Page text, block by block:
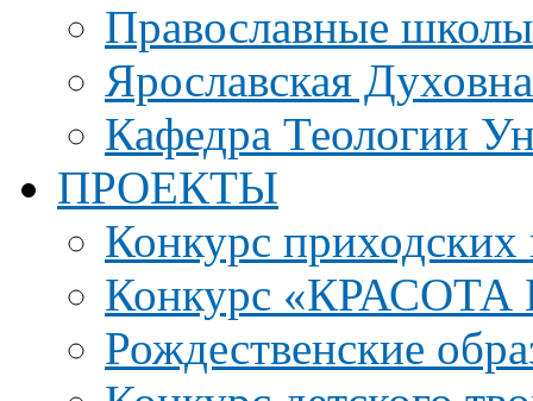
Православные
Ярославская
Кафедра Теологии
ПРОЕКТЫ
Конкурс приходских
Конкурс
Рождественские